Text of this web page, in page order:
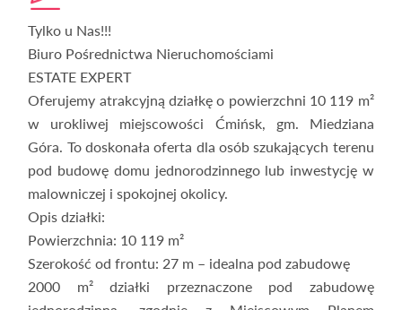
Tylko u Nas!!!
Biuro Pośrednictwa Nieruchomościami
ESTATE EXPERT
Oferujemy atrakcyjną działkę o powierzchni 10 119 m²
w urokliwej miejscowości Ćmińsk, gm. Miedziana
Góra. To doskonała oferta dla osób szukających terenu
pod budowę domu jednorodzinnego lub inwestycję w
malowniczej i spokojnej okolicy.
Opis działki:
Powierzchnia: 10 119 m²
Szerokość od frontu: 27 m – idealna pod zabudowę
2000 m² działki przeznaczone pod zabudowę